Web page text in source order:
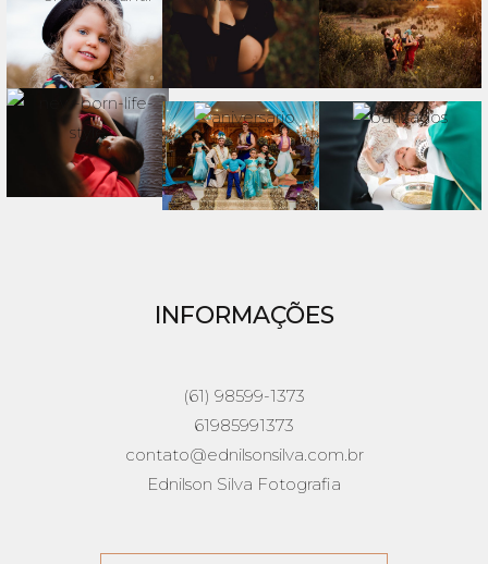
INFORMAÇÕES
(61) 98599-1373
61985991373
contato@ednilsonsilva.com.br
Ednilson Silva Fotografia